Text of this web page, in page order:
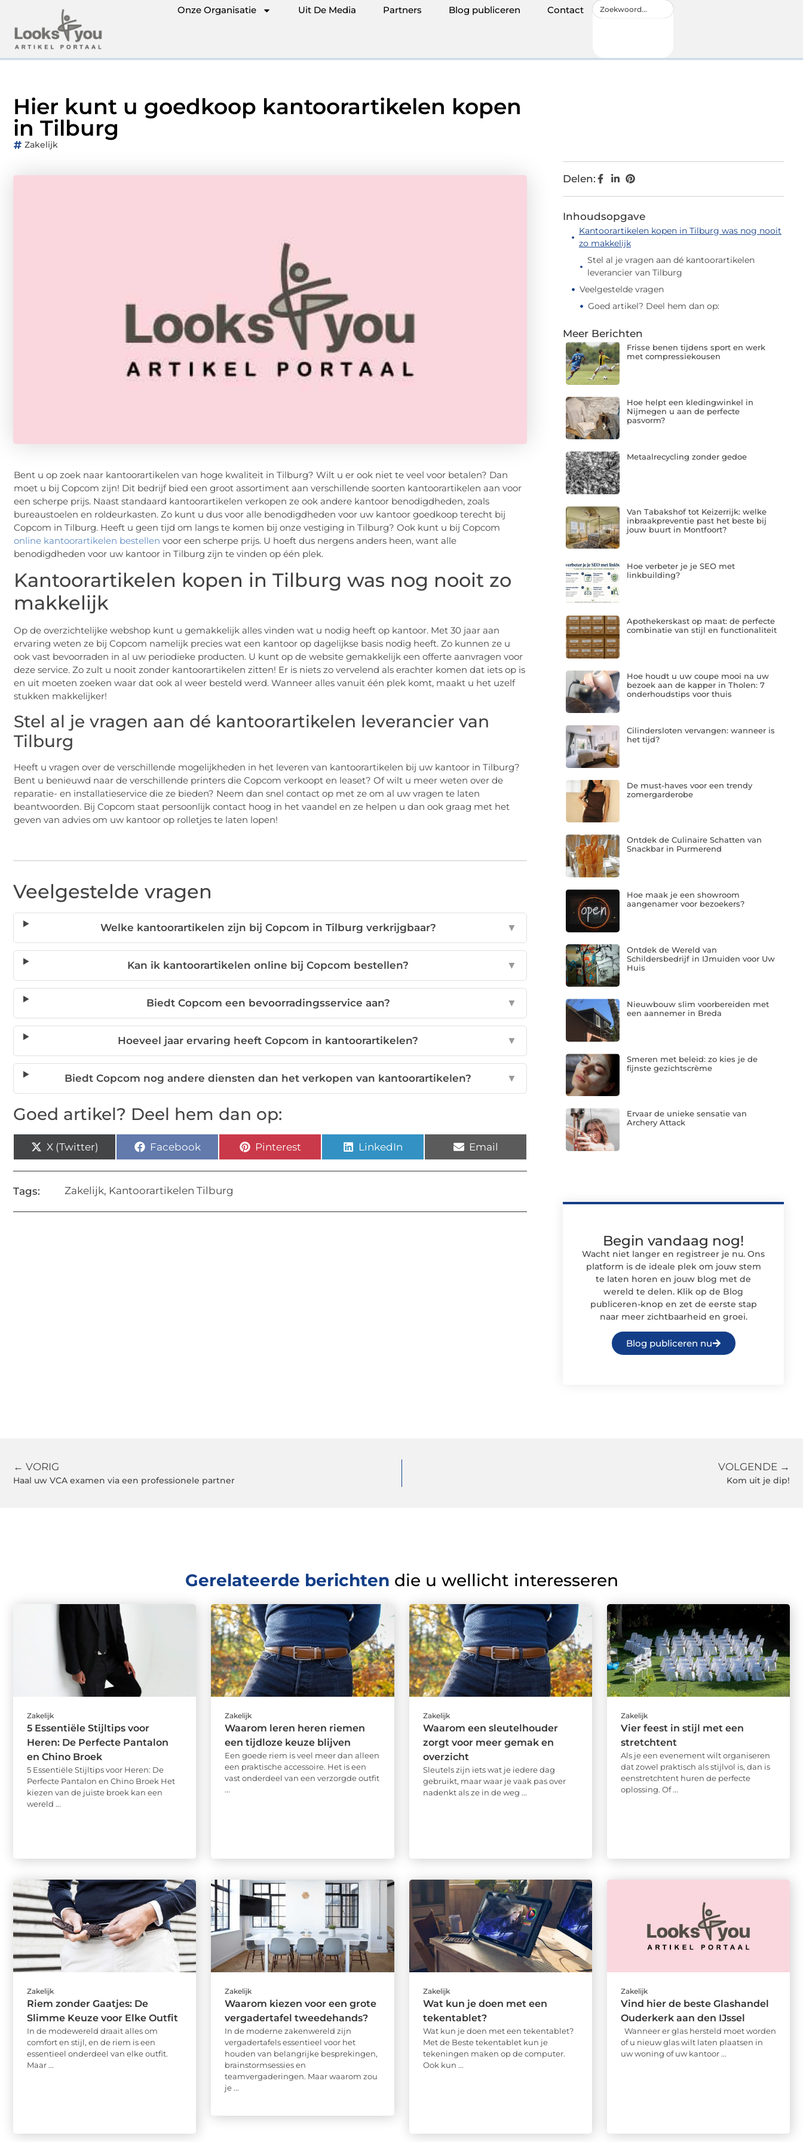
Onze Organisatie Uit De Media Partners Blog publiceren Contact
Hier kunt u goedkoop kantoorartikelen kopen
in Tilburg
Zakelijk
Bent u op zoek naar kantoorartikelen van hoge kwaliteit in Tilburg? Wilt u er ook niet te veel voor betalen? Dan
moet u bij Copcom zijn! Dit bedrijf bied een groot assortiment aan verschillende soorten kantoorartikelen aan voor
een scherpe prijs. Naast standaard kantoorartikelen verkopen ze ook andere kantoor benodigdheden, zoals
bureaustoelen en roldeurkasten. Zo kunt u dus voor alle benodigdheden voor uw kantoor goedkoop terecht bij
Copcom in Tilburg. Heeft u geen tijd om langs te komen bij onze vestiging in Tilburg? Ook kunt u bij Copcom
online kantoorartikelen bestellen voor een scherpe prijs. U hoeft dus nergens anders heen, want alle
benodigdheden voor uw kantoor in Tilburg zijn te vinden op één plek.
Kantoorartikelen kopen in Tilburg was nog nooit zo
makkelijk
Op de overzichtelijke webshop kunt u gemakkelijk alles vinden wat u nodig heeft op kantoor. Met 30 jaar aan
ervaring weten ze bij Copcom namelijk precies wat een kantoor op dagelijkse basis nodig heeft. Zo kunnen ze u
ook vast bevoorraden in al uw periodieke producten. U kunt op de website gemakkelijk een offerte aanvragen voor
deze service. Zo zult u nooit zonder kantoorartikelen zitten! Er is niets zo vervelend als erachter komen dat iets op is
en uit moeten zoeken waar dat ook al weer besteld werd. Wanneer alles vanuit één plek komt, maakt u het uzelf
stukken makkelijker!
Stel al je vragen aan dé kantoorartikelen leverancier van
Tilburg
Heeft u vragen over de verschillende mogelijkheden in het leveren van kantoorartikelen bij uw kantoor in Tilburg?
Bent u benieuwd naar de verschillende printers die Copcom verkoopt en leaset? Of wilt u meer weten over de
reparatie- en installatieservice die ze bieden? Neem dan snel contact op met ze om al uw vragen te laten
beantwoorden. Bij Copcom staat persoonlijk contact hoog in het vaandel en ze helpen u dan ook graag met het
geven van advies om uw kantoor op rolletjes te laten lopen!
Veelgestelde vragen
Welke kantoorartikelen zijn bij Copcom in Tilburg verkrijgbaar? ▼
Kan ik kantoorartikelen online bij Copcom bestellen? ▼
Biedt Copcom een bevoorradingsservice aan? ▼
Hoeveel jaar ervaring heeft Copcom in kantoorartikelen? ▼
Biedt Copcom nog andere diensten dan het verkopen van kantoorartikelen? ▼
Goed artikel? Deel hem dan op:
X (Twitter) Facebook Pinterest LinkedIn Email
Tags: Zakelijk, Kantoorartikelen Tilburg
Delen:
Inhoudsopgave
Kantoorartikelen kopen in Tilburg was nog nooit
zo makkelijk
Stel al je vragen aan dé kantoorartikelen
leverancier van Tilburg
Veelgestelde vragen
Goed artikel? Deel hem dan op:
Meer Berichten
Frisse benen tijdens sport en werk
met compressiekousen
Hoe helpt een kledingwinkel in
Nijmegen u aan de perfecte
pasvorm?
Metaalrecycling zonder gedoe
Van Tabakshof tot Keizerrijk: welke
inbraakpreventie past het beste bij
jouw buurt in Montfoort?
Hoe verbeter je je SEO met
linkbuilding?
Apothekerskast op maat: de perfecte
combinatie van stijl en functionaliteit
Hoe houdt u uw coupe mooi na uw
bezoek aan de kapper in Tholen: 7
onderhoudstips voor thuis
Cilindersloten vervangen: wanneer is
het tijd?
De must-haves voor een trendy
zomergarderobe
Ontdek de Culinaire Schatten van
Snackbar in Purmerend
Hoe maak je een showroom
aangenamer voor bezoekers?
Ontdek de Wereld van
Schildersbedrijf in IJmuiden voor Uw
Huis
Nieuwbouw slim voorbereiden met
een aannemer in Breda
Smeren met beleid: zo kies je de
fijnste gezichtscrème
Ervaar de unieke sensatie van
Archery Attack
Begin vandaag nog!
Wacht niet langer en registreer je nu. Ons
platform is de ideale plek om jouw stem
te laten horen en jouw blog met de
wereld te delen. Klik op de Blog
publiceren-knop en zet de eerste stap
naar meer zichtbaarheid en groei.
Blog publiceren nu
← VORIG
Haal uw VCA examen via een professionele partner
VOLGENDE →
Kom uit je dip!
Gerelateerde berichten die u wellicht interesseren
Zakelijk
5 Essentiële Stijltips voor
Heren: De Perfecte Pantalon
en Chino Broek
5 Essentiële Stijltips voor Heren: De
Perfecte Pantalon en Chino Broek Het
kiezen van de juiste broek kan een
wereld ...
Zakelijk
Waarom leren heren riemen
een tijdloze keuze blijven
Een goede riem is veel meer dan alleen
een praktische accessoire. Het is een
vast onderdeel van een verzorgde outfit
...
Zakelijk
Waarom een sleutelhouder
zorgt voor meer gemak en
overzicht
Sleutels zijn iets wat je iedere dag
gebruikt, maar waar je vaak pas over
nadenkt als ze in de weg ...
Zakelijk
Vier feest in stijl met een
stretchtent
Als je een evenement wilt organiseren
dat zowel praktisch als stijlvol is, dan is
eenstretchtent huren de perfecte
oplossing. Of ...
Zakelijk
Riem zonder Gaatjes: De
Slimme Keuze voor Elke Outfit
In de modewereld draait alles om
comfort en stijl, en de riem is een
essentieel onderdeel van elke outfit.
Maar ...
Zakelijk
Waarom kiezen voor een grote
vergadertafel tweedehands?
In de moderne zakenwereld zijn
vergadertafels essentieel voor het
houden van belangrijke besprekingen,
brainstormsessies en
teamvergaderingen. Maar waarom zou
je ...
Zakelijk
Wat kun je doen met een
tekentablet?
Wat kun je doen met een tekentablet?
Met de Beste tekentablet kun je
tekeningen maken op de computer.
Ook kun ...
Zakelijk
Vind hier de beste Glashandel
Ouderkerk aan den IJssel
Wanneer er glas hersteld moet worden
of u nieuw glas wilt laten plaatsen in
uw woning of uw kantoor ...